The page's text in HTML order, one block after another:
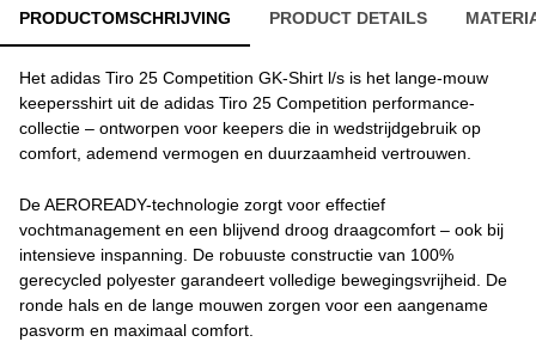
PRODUCTOMSCHRIJVING PRODUCT DETAILS
Het adidas Tiro 25 Competition GK-Shirt l/s is het lange-mouw
keepersshirt uit de adidas Tiro 25 Competition performance-
collectie – ontworpen voor keepers die in wedstrijdgebruik op
comfort, ademend vermogen en duurzaamheid vertrouwen.
De AEROREADY-technologie zorgt voor effectief
vochtmanagement en een blijvend droog draagcomfort – ook bij
intensieve inspanning. De robuuste constructie van 100%
gerecycled polyester garandeert volledige bewegingsvrijheid. De
ronde hals en de lange mouwen zorgen voor een aangename
pasvorm en maximaal comfort.